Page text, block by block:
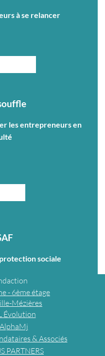
à se relancer
les entrepreneurs en
sociale
- 6ème étage
Mézières
Évolution
& Associés
PARTNERS